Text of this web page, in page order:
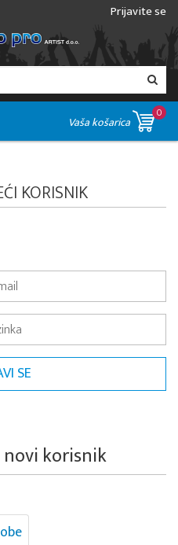
Prijavite se
Vaša košarica
0
KORISNIK
novi korisnik